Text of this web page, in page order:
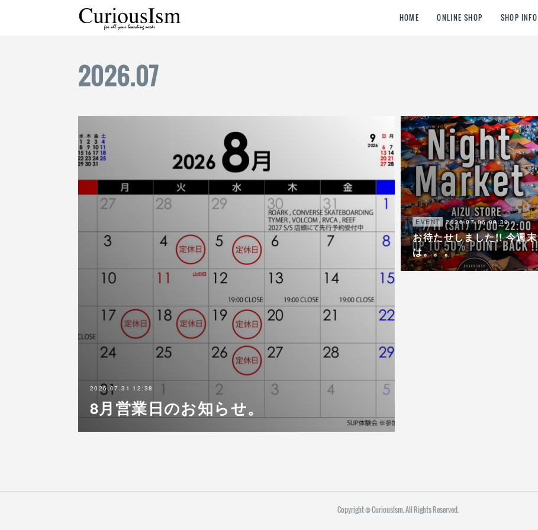
HOME ONLINE SHOP SHOP INFO
2026.07
2026.07.31 12:38
8月営業日のお知らせ。
EVENT 2026.07.06 09:30
お待たせしました!! 今週末
は。。。
Copyright ©︎ CuriousIsm, All Rights Reserved.